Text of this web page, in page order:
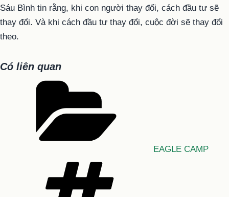
Sáu Bình tin rằng, khi con người thay đổi, cách đầu tư sẽ
thay đổi. Và khi cách đầu tư thay đổi, cuộc đời sẽ thay đổi
theo.
Có liên quan
EAGLE CAMP